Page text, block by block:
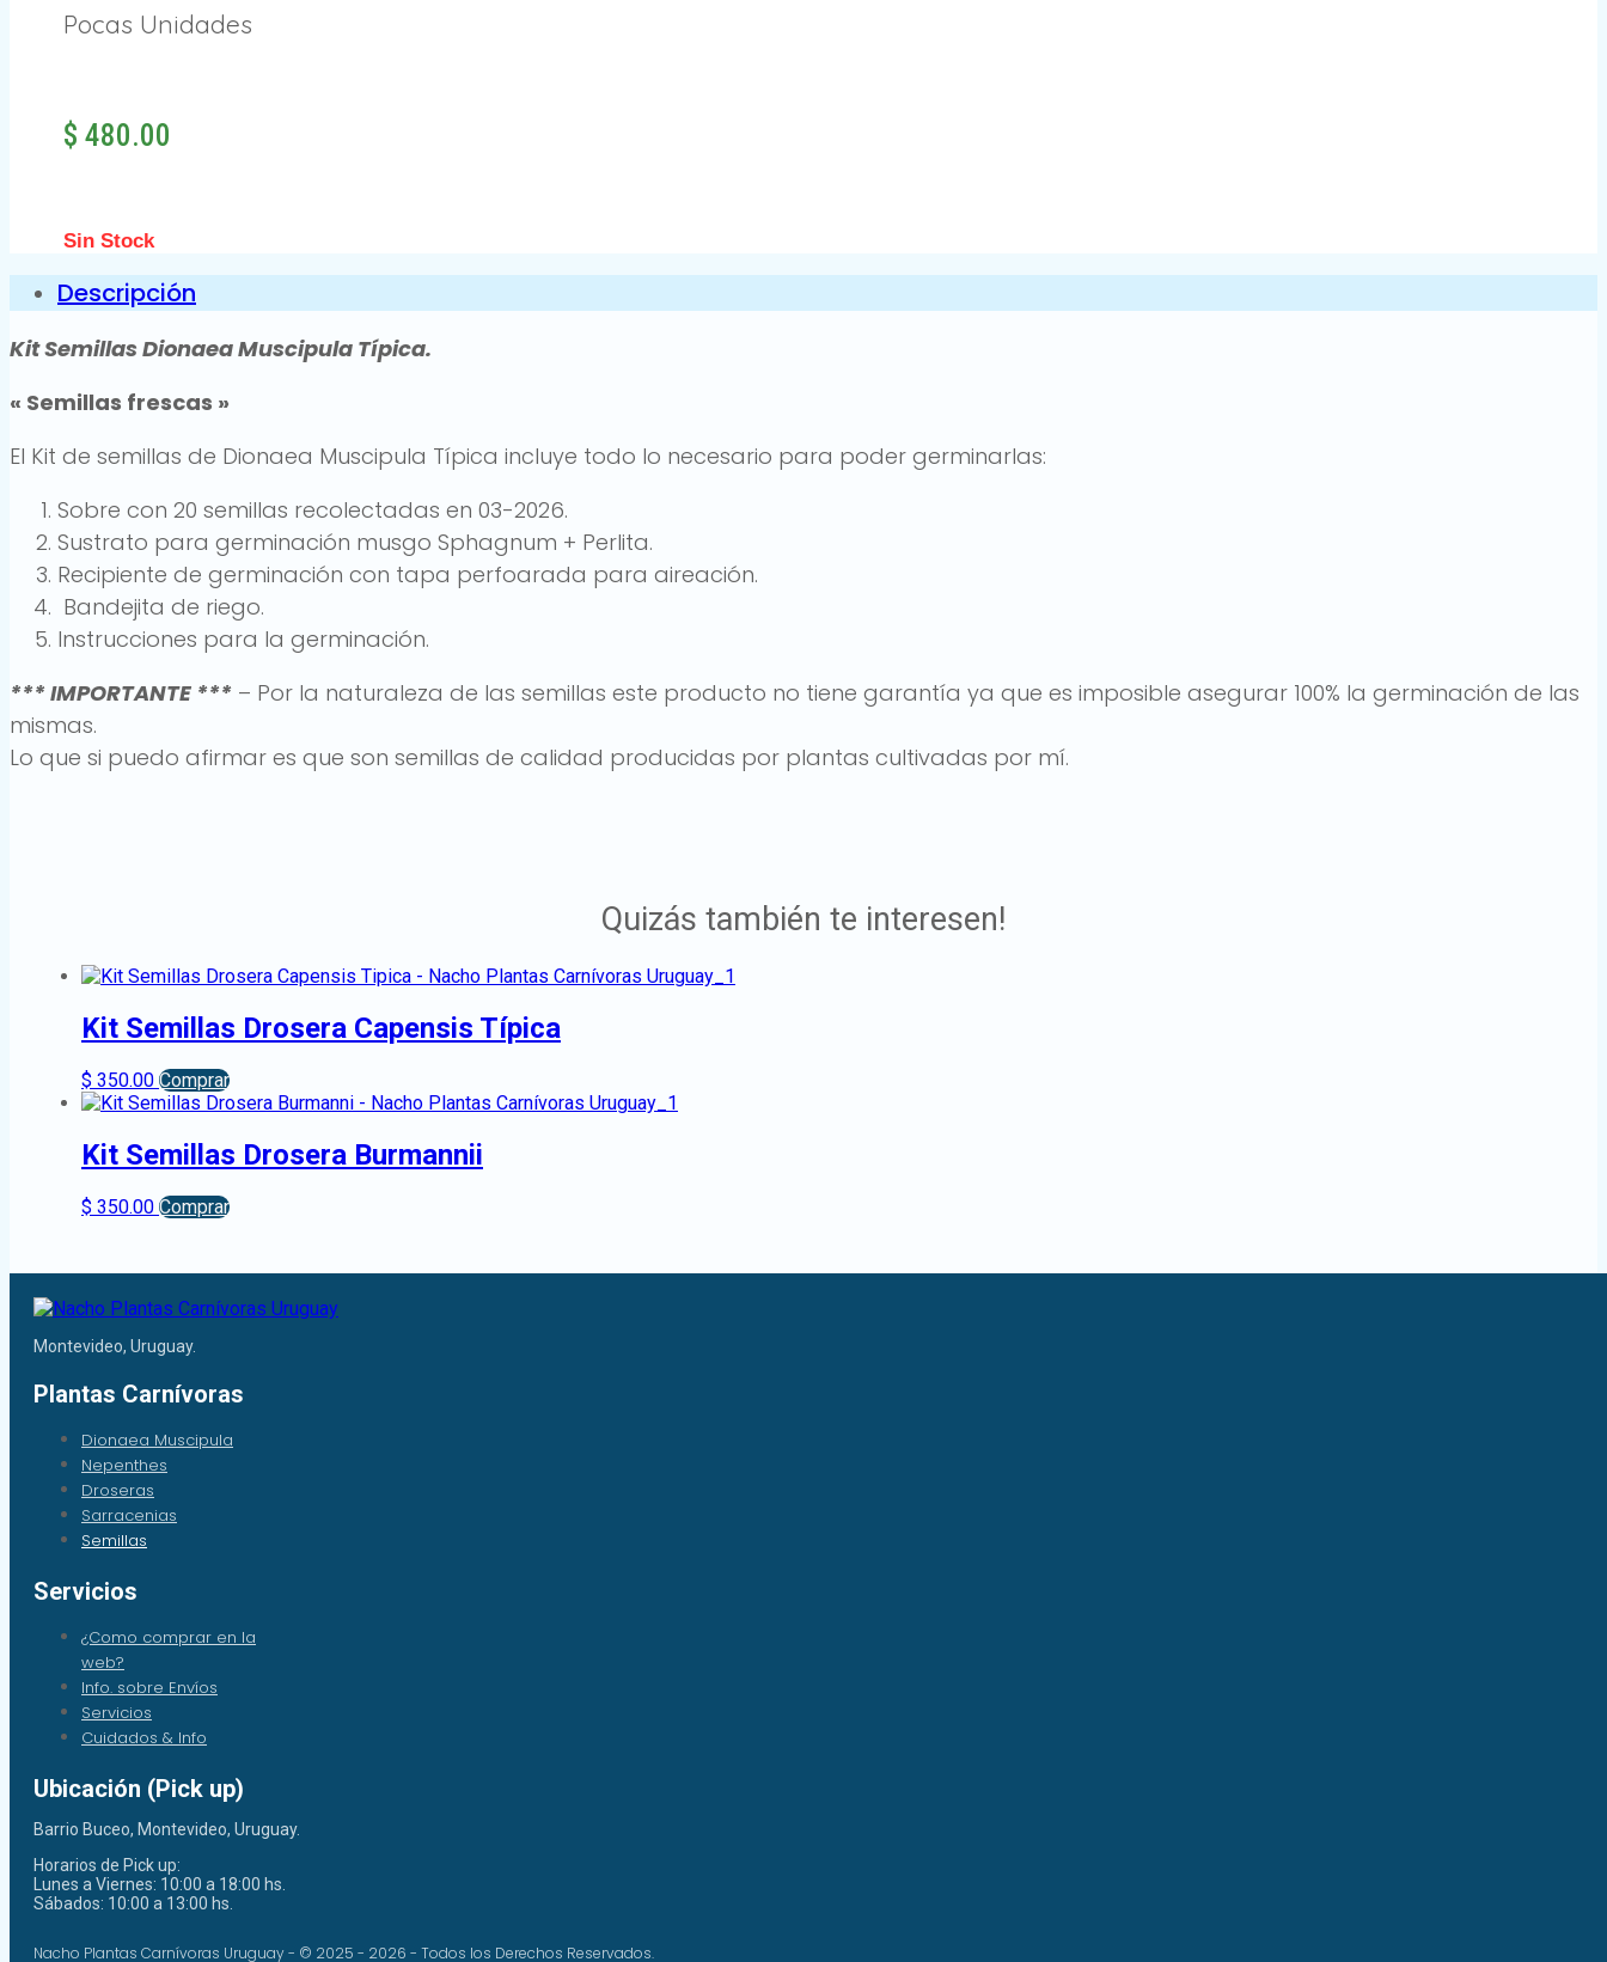
Pocas Unidades
$ 480.00
Sin Stock
Descripción
Kit Semillas Dionaea Muscipula Típica.
« Semillas frescas »
El Kit de semillas de Dionaea Muscipula Típica incluye todo lo necesario para poder germinarlas:
Sobre con 20 semillas recolectadas en 03-2026.
Sustrato para germinación musgo Sphagnum + Perlita.
Recipiente de germinación con tapa perfoarada para aireación.
Bandejita de riego.
Instrucciones para la germinación.
*** IMPORTANTE *** – Por la naturaleza de las semillas este producto no tiene garantía ya que es imposible asegurar 100% la germinación de las
mismas.
Lo que si puedo afirmar es que son semillas de calidad producidas por plantas cultivadas por mí.
Quizás también te interesen!
Kit Semillas Drosera Capensis Típica
$ 350.00 Comprar
Kit Semillas Drosera Burmannii
$ 350.00 Comprar
Montevideo, Uruguay.
Plantas Carnívoras
Dionaea Muscipula
Nepenthes
Droseras
Sarracenias
Semillas
Servicios
¿Como comprar en la
web?
Info. sobre Envíos
Servicios
Cuidados & Info
Ubicación (Pick up)
Barrio Buceo, Montevideo, Uruguay.
Horarios de Pick up:
Lunes a Viernes: 10:00 a 18:00 hs.
Sábados: 10:00 a 13:00 hs.
Nacho Plantas Carnívoras Uruguay - © 2025 - 2026 - Todos los Derechos Reservados.